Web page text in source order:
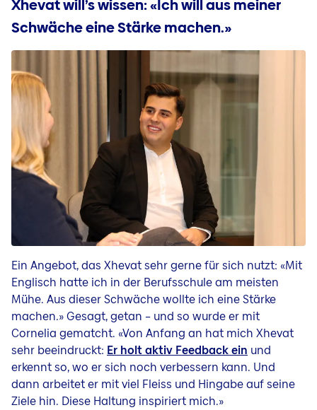
Xhevat will’s wissen: «Ich will aus meiner
Schwäche eine Stärke machen.»
Ein Angebot, das Xhevat sehr gerne für sich nutzt: «Mit
Englisch hatte ich in der Berufsschule am meisten
Mühe. Aus dieser Schwäche wollte ich eine Stärke
machen.» Gesagt, getan – und so wurde er mit
Cornelia gematcht. «Von Anfang an hat mich Xhevat
sehr beeindruckt: Er holt aktiv Feedback ein und
erkennt so, wo er sich noch verbessern kann. Und
dann arbeitet er mit viel Fleiss und Hingabe auf seine
Ziele hin. Diese Haltung inspiriert mich.»